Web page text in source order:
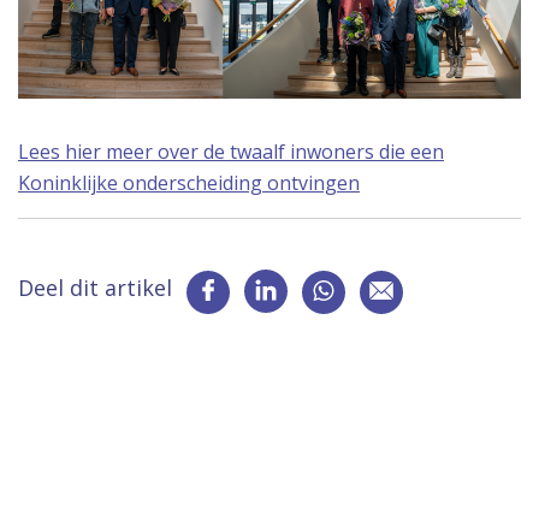
Lees hier meer over de twaalf inwoners die een
Koninklijke onderscheiding ontvingen
Deel dit artikel